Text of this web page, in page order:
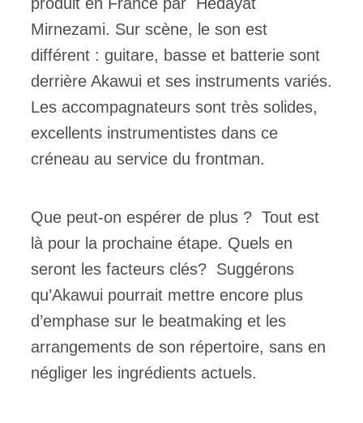
Mirnezami. Sur scène, le son est
différent : guitare, basse et batterie sont
derrière Akawui et ses instruments variés.
Les accompagnateurs sont très solides,
excellents instrumentistes dans ce
créneau au service du frontman.
Que peut-on espérer de plus ? Tout est
là pour la prochaine étape. Quels en
seront les facteurs clés? Suggérons
qu’Akawui pourrait mettre encore plus
d’emphase sur le beatmaking et les
arrangements de son répertoire, sans en
négliger les ingrédients actuels.